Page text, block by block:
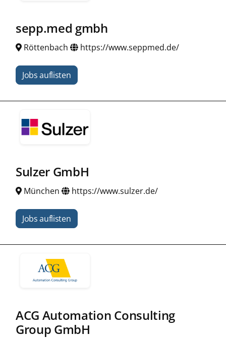
sepp.med gmbh
Röttenbach https://www.seppmed.de/
Jobs auflisten
Sulzer GmbH
München https://www.sulzer.de/
Jobs auflisten
ACG Automation Consulting
Group GmbH